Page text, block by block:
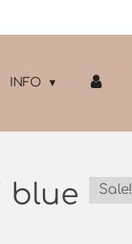
INFO
blue Sale!